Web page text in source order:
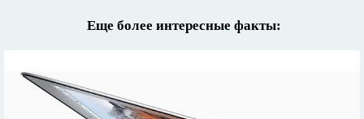
Еще более интересные факты: